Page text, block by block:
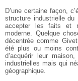
D’une certaine façon,
structure industrielle
accepter les faits et
moderne. Quelque
décentrée comme
été plus ou moins
d’acquérir leur
industrielles mais qui
géographique.